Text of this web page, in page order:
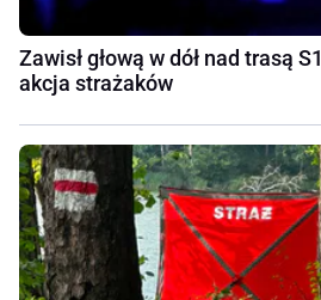
Zawisł głową w dół nad trasą
akcja strażaków